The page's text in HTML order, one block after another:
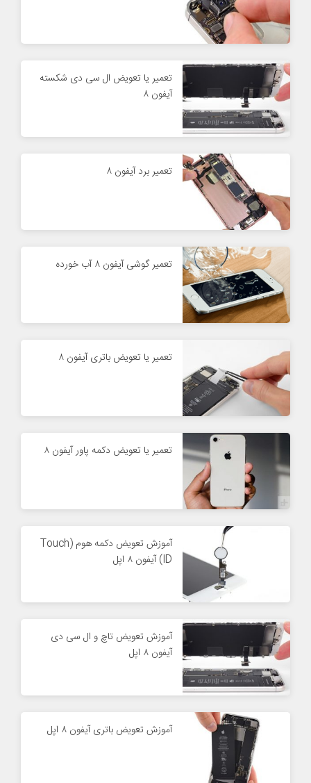
تعمیر یا تعویض ال سی دی شکسته
آیفون ۸
تعمیر برد آیفون ۸
تعمیر گوشی آیفون ۸ آب خورده
تعمیر یا تعویض باتری آیفون ۸
تعمیر یا تعویض دکمه پاور آیفون ۸
آموزش تعویض دکمه هوم (Touch
ID) آیفون ۸ اپل
آموزش تعویض تاچ و ال سی دی
آیفون ۸ اپل
آموزش تعویض باتری آیفون ۸ اپل